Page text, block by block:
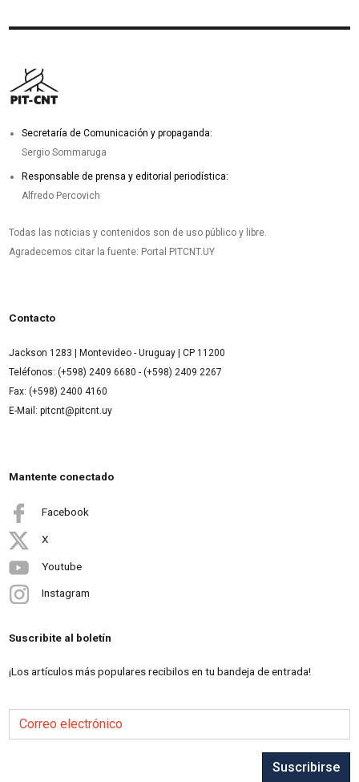
Secretaría de Comunicación y propaganda:
Sergio Sommaruga
Responsable de prensa y editorial periodística:
Alfredo Percovich
Todas las noticias y contenidos son de uso público y libre.
Agradecemos citar la fuente: Portal PITCNT.UY
Contacto
Jackson 1283 | Montevideo - Uruguay | CP 11200
Teléfonos: (+598) 2409 6680 - (+598) 2409 2267
Fax: (+598) 2400 4160
E-Mail: pitcnt@pitcnt.uy
Mantente conectado
Facebook
X
Youtube
Instagram
Suscribite al boletín
¡Los artículos más populares recibilos en tu bandeja de entrada!
Correo electrónico
Suscribirse